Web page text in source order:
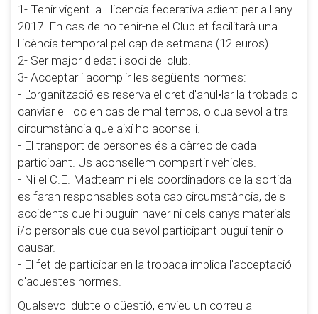
1- Tenir vigent la Llicencia federativa adient per a l'any
2017. En cas de no tenir-ne el Club et facilitarà una
llicència temporal pel cap de setmana (12 euros).
2- Ser major d'edat i soci del club.
3- Acceptar i acomplir les següents normes:
- L'organització es reserva el dret d'anul•lar la trobada o
canviar el lloc en cas de mal temps, o qualsevol altra
circumstància que així ho aconselli.
- El transport de persones és a càrrec de cada
participant. Us aconsellem compartir vehicles.
- Ni el C.E. Madteam ni els coordinadors de la sortida
es faran responsables sota cap circumstància, dels
accidents que hi puguin haver ni dels danys materials
i/o personals que qualsevol participant pugui tenir o
causar.
- El fet de participar en la trobada implica l'acceptació
d'aquestes normes.
Qualsevol dubte o qüestió, envieu un correu a